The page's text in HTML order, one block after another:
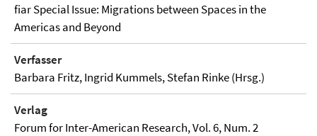
fiar Special Issue: Migrations between Spaces in the
Americas and Beyond
Verfasser
Barbara Fritz, Ingrid Kummels, Stefan Rinke (Hrsg.)
Verlag
Forum for Inter-American Research, Vol. 6, Num. 2